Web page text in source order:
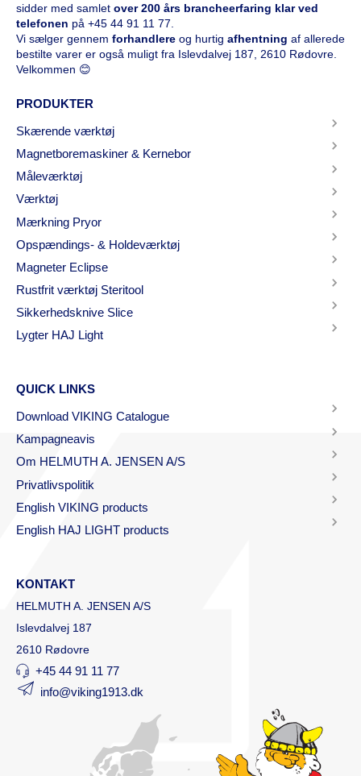
sidder med samlet over 200 års brancheerfaring klar ved
telefonen på +45 44 91 11 77
Vi sælger gennem forhandlere og hurtig afhentning af allerede
bestilte varer er også muligt fra Islevdalvej 187, 2610 Rødovre.
Velkommen 😊
PRODUKTER
Skærende værktøj
Magnetboremaskiner & Kernebor
Måleværktøj
Værktøj
Mærkning Pryor
Opspændings- & Holdeværktøj
Magneter Eclipse
Rustfrit værktøj Steritool
Sikkerhedsknive Slice
Lygter HAJ Light
QUICK LINKS
Download VIKING Catalogue
Kampagneavis
Om HELMUTH A. JENSEN A/S
Privatlivspolitik
English VIKING products
English HAJ LIGHT products
KONTAKT
HELMUTH A. JENSEN A/S
Islevdalvej 187
2610 Rødovre
+45 44 91 11 77
info@viking1913.dk